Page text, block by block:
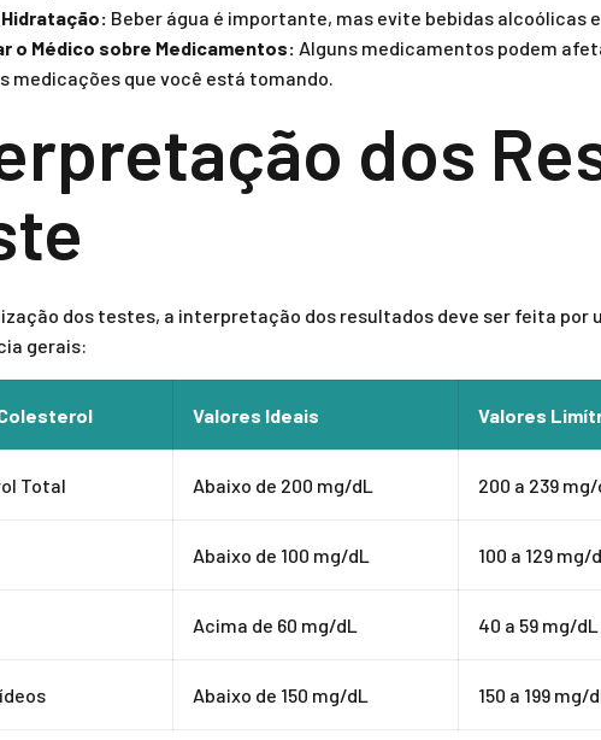
Beber água é importante, mas evite bebidas alcoólicas
o Médico sobre Medicamentos: Alguns medicamentos podem
medicações que você está tomando.
dos
dos testes, a interpretação dos resultados deve ser feita por
gerais:
Valores Ideais Valores
Total Abaixo de 200 mg/dL 200 a 239
Abaixo de 100 mg/dL 100 a 129 mg/
Acima de 60 mg/dL 40 a 59 mg/dL
Abaixo de 150 mg/dL 150 a 199 mg/